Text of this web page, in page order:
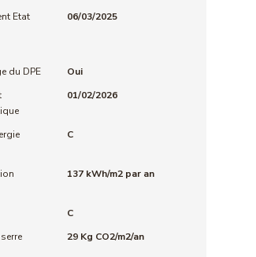
Etat
06/03/2025
du DPE
Oui
01/02/2026
C
137 kWh/m2 par an
C
29 Kg CO2/m2/an